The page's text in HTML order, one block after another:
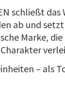
schließt
ab und
Marke,
– als